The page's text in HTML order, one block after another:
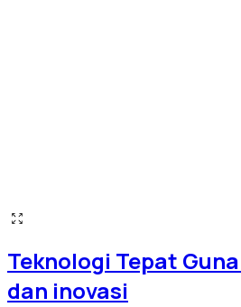
Teknologi Tepat
dan inovasi